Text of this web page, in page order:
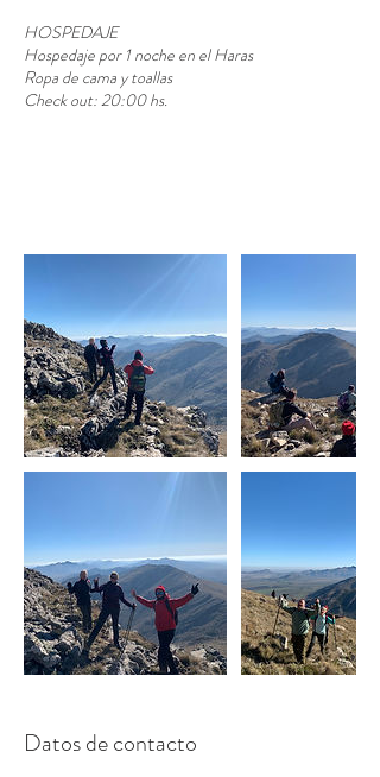
HOSPEDAJE
Hospedaje por 1 noche en el Haras
Ropa de cama y toallas
Check out: 20:00 hs.
Datos de contacto